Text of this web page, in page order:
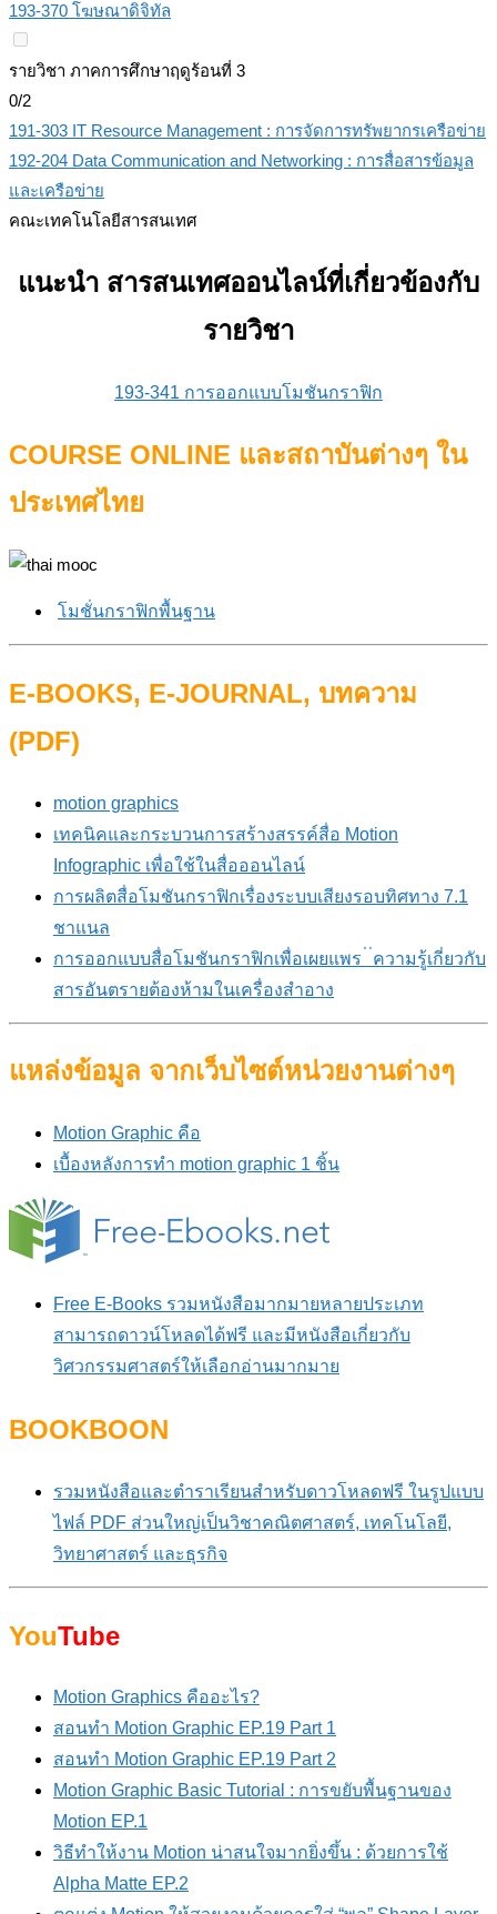
193-370 โฆษณาดิจิทัล
รายวิชา ภาคการศึกษาฤดูร้อนที่ 3
0/2
191-303 IT Resource Management : การจัดการทรัพยากรเครือข่าย
192-204 Data Communication and Networking : การสื่อสารข้อมูล
และเครือข่าย
คณะเทคโนโลยีสารสนเทศ
แนะนำ สารสนเทศออนไลน์ที่เกี่ยวข้องกับ
รายวิชา
193-341 การออกแบบโมชันกราฟิก
COURSE ONLINE และสถาบันต่างๆ ใน
ประเทศไทย
โมชั่นกราฟิกพื้นฐาน
E-BOOKS, E-JOURNAL, บทความ
(PDF)
motion graphics
เทคนิคและกระบวนการสร้างสรรค์สื่อ Motion
Infographic เพื่อใช้ในสื่อออนไลน์
การผลิตสื่อโมชันกราฟิกเรื่องระบบเสียงรอบทิศทาง 7.1
ชาแนล
การออกแบบสื่อโมชันกราฟิกเพื่อเผยแพร ่ ่ความรู้เกี่ยวกับ
สารอันตรายต้องห้ามในเครื่องสำอาง
แหล่งข้อมูล จากเว็บไซต์หน่วยงานต่างๆ
Motion Graphic คือ
เบื้องหลังการทำ motion graphic 1 ชิ้น
Free E-Books รวมหนังสือมากมายหลายประเภท
สามารถดาวน์โหลดได้ฟรี และมีหนังสือเกี่ยวกับ
วิศวกรรมศาสตร์ให้เลือกอ่านมากมาย
BOOKBOON
รวมหนังสือและตำราเรียนสำหรับดาวโหลดฟรี ในรูปแบบ
ไฟล์ PDF ส่วนใหญ่เป็นวิชาคณิตศาสตร์, เทคโนโลยี,
วิทยาศาสตร์ และธุรกิจ
YouTube
Motion Graphics คืออะไร?
สอนทำ Motion Graphic EP.19 Part 1
สอนทำ Motion Graphic EP.19 Part 2
Motion Graphic Basic Tutorial : การขยับพื้นฐานของ
Motion EP.1
วิธีทำให้งาน Motion น่าสนใจมากยิ่งขึ้น : ด้วยการใช้
Alpha Matte EP.2